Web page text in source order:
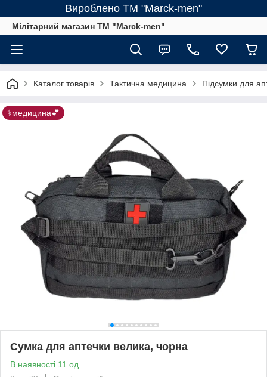
Вироблено ТМ "Marck-men"
Мілітарний магазин ТМ "Marck-men"
Каталог товарів Тактична медицина Підсумки для
⚕️медицина💕
Сумка для аптечки велика, чорна
В наявності 11 од.